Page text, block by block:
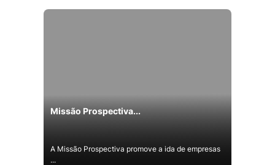
Missão Prospectiva...
A Missão Prospectiva promove a ida de empresas
...